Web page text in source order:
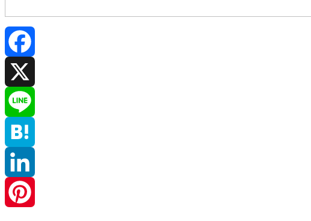
Facebook
X
Line
Hatena
LinkedIn